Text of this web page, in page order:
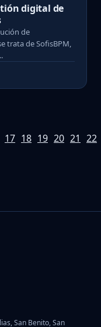
digital de
de
trata de SofisBPM,
17 18 19 20 21 22
San Benito, San